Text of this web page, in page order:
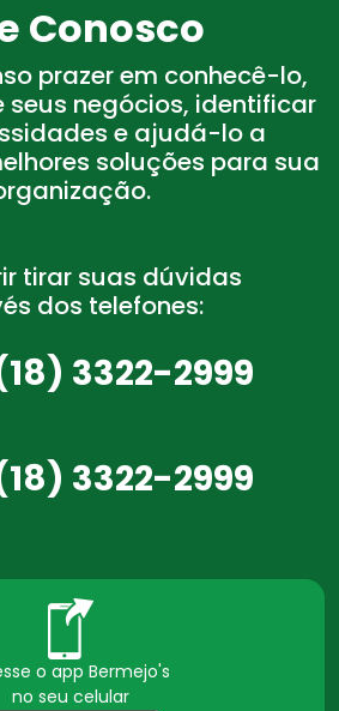
Conosco
prazer em conhecê-lo,
seus negócios, identificar
e ajudá-lo a
soluções para sua
tirar suas dúvidas
dos telefones:
3322-2999
3322-2999
o app Bermejo's
no seu celular